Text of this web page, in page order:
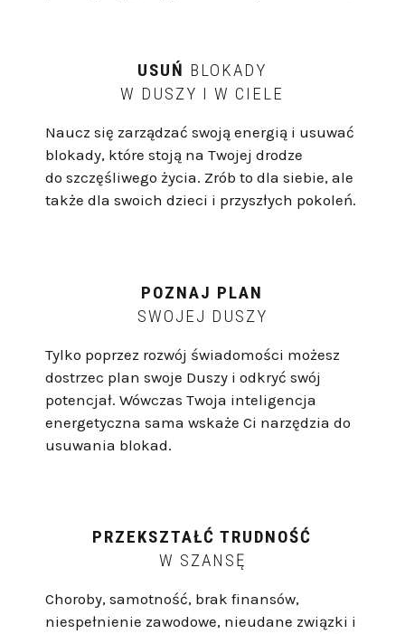
USUŃ BLOKADY
W DUSZY I W CIELE
Naucz się zarządzać swoją energią i usuwać
blokady, które stoją na Twojej drodze
do szczęśliwego życia. Zrób to dla siebie, ale
także dla swoich dzieci i przyszłych pokoleń.
POZNAJ PLAN
SWOJEJ DUSZY
Tylko poprzez rozwój świadomości możesz
dostrzec plan swoje Duszy i odkryć swój
potencjał. Wówczas Twoja inteligencja
energetyczna sama wskaże Ci narzędzia do
usuwania blokad.
PRZEKSZTAŁĆ TRUDNOŚĆ
W SZANSĘ
Choroby, samotność, brak finansów,
niespełnienie zawodowe, nieudane związki i